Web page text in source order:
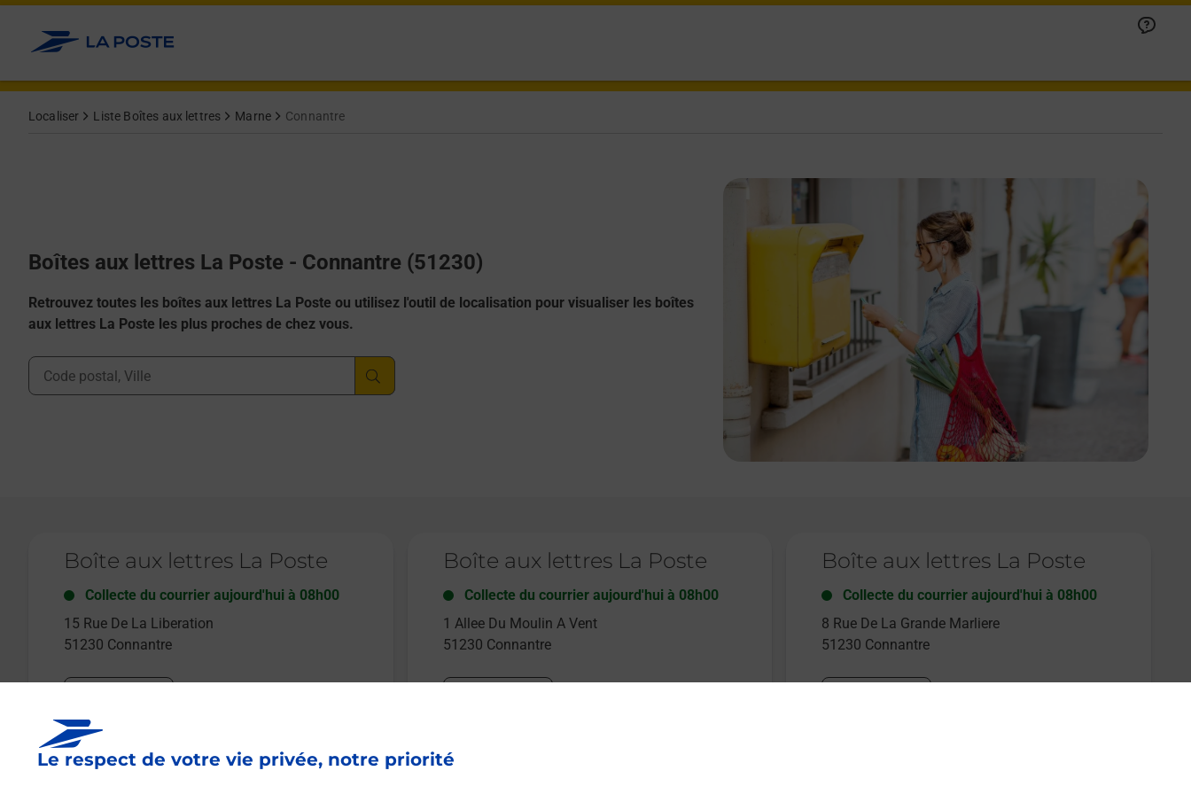
Le respect de votre vie privée, notre priorité
Allez au contenu
Localiser Liste Boîtes aux lettres Marne Connantre
Boîtes aux lettres La Poste - Connantre (51230)
Retrouvez toutes les boîtes aux lettres La Poste ou utilisez l'outil de localisation pour visualiser les boîtes
aux lettres La Poste les plus proches de chez vous.
Ville, Département, Code Postal
Boîte aux lettres La Poste
Collecte du courrier aujourd'hui à 08h00
15 Rue De La Liberation
51230 Connantre
Boîte aux lettres La Poste
Collecte du courrier aujourd'hui à 08h00
1 Allee Du Moulin A Vent
51230 Connantre
Boîte aux lettres La Poste
Collecte du courrier aujourd'hui à 08h00
8 Rue De La Grande Marliere
51230 Connantre
Le lien s'ouvre dans un nouvel onglet